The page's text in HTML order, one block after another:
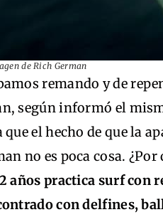
de Rich German
remando y de
según informó el
que el hecho de que la
no es poca cosa.
años practica surf con
con delfines,